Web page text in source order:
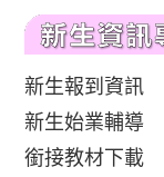
新生報到資訊
新生始業輔導
銜接教材下載